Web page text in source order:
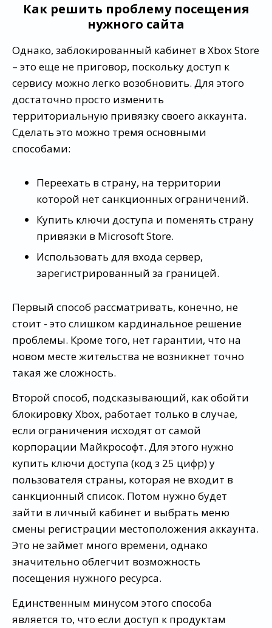
Как решить проблему посещения
нужного сайта
Однако, заблокированный кабинет в Xbox Store
– это еще не приговор, поскольку доступ к
сервису можно легко возобновить. Для этого
достаточно просто изменить
территориальную привязку своего аккаунта.
Сделать это можно тремя основными
способами:
Переехать в страну, на территории
которой нет санкционных ограничений.
Купить ключи доступа и поменять страну
привязки в Microsoft Store.
Использовать для входа сервер,
зарегистрированный за границей.
Первый способ рассматривать, конечно, не
стоит - это слишком кардинальное решение
проблемы. Кроме того, нет гарантии, что на
новом месте жительства не возникнет точно
такая же сложность.
Второй способ, подсказывающий, как обойти
блокировку Xbox, работает только в случае,
если ограничения исходят от самой
корпорации Майкрософт. Для этого нужно
купить ключи доступа (код з 25 цифр) у
пользователя страны, которая не входит в
санкционный список. Потом нужно будет
зайти в личный кабинет и выбрать меню
смены регистрации местоположения аккаунта.
Это не займет много времени, однако
значительно облегчит возможность
посещения нужного ресурса.
Единственным минусом этого способа
является то, что если доступ к продуктам